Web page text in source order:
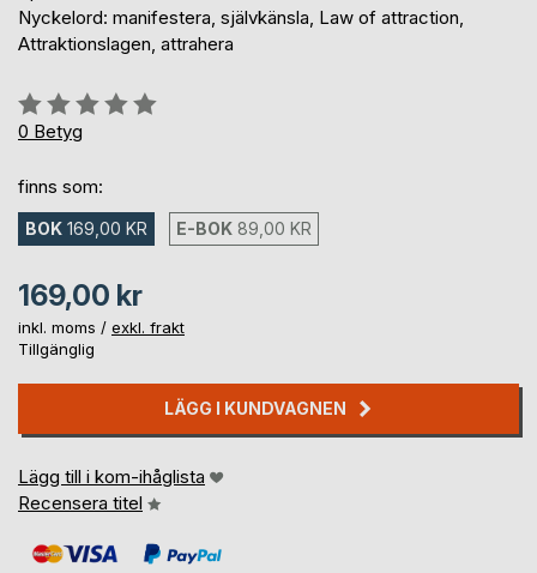
Nyckelord: manifestera, självkänsla, Law of attraction,
Attraktionslagen, attrahera
Betyg::
0%
0 Betyg
finns som:
BOK 169,00 KR E-BOK 89,00 KR
169,00 kr
inkl. moms / exkl. frakt
Tillgänglig
LÄGG I KUNDVAGNEN
Lägg till i kom-ihåglista
Recensera titel